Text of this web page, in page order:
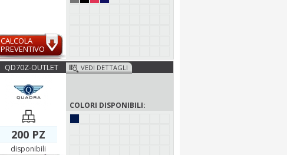
CALCOLA
PREVENTIVO
QD70Z-OUTLET
200 PZ
disponibili
VEDI DETTAGLI
COLORI DISPONIBILI: